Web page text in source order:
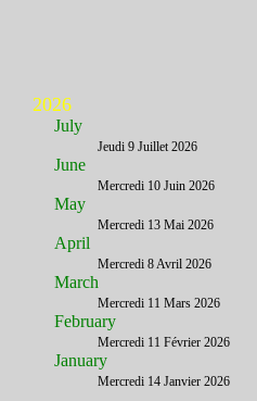
A vos menus, prêt,
Contactez-nous
2026
July
Jeudi 9 Juillet 2026
June
Mercredi 10 Juin 2026
May
Mercredi 13 Mai 2026
April
Mercredi 8 Avril 2026
March
Mercredi 11 Mars 2026
February
Mercredi 11 Février 2026
January
Mercredi 14 Janvier 2026